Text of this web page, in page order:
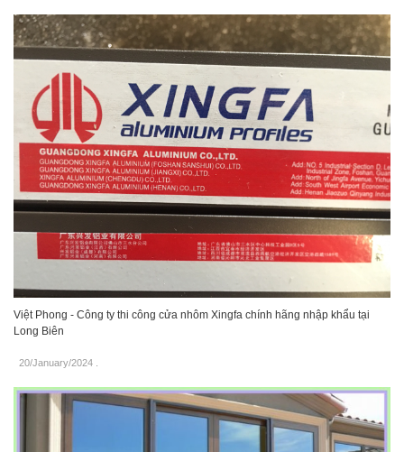
Việt Phong - Công ty thi công cửa nhôm Xingfa chính hãng nhập khẩu tại
Long Biên
20/January/2024